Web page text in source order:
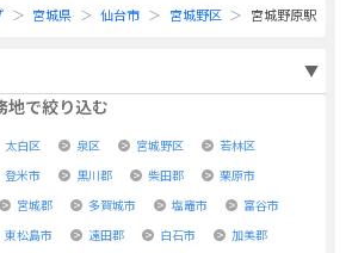
宮城県 仙台市 宮城野区 宮城野原駅
地で絞り込む
太白区 泉区 宮城野区
若林区
登米市 黒川郡 柴田郡
栗原市
宮城郡 多賀城市 塩竈市
富谷市
東松島市 遠田郡 白石市
加美郡